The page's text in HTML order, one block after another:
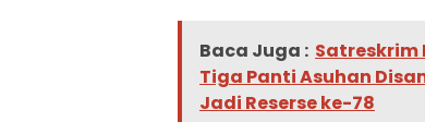
Baca Juga : Satreskrim
Tiga Panti Asuhan
Jadi Reserse ke-78